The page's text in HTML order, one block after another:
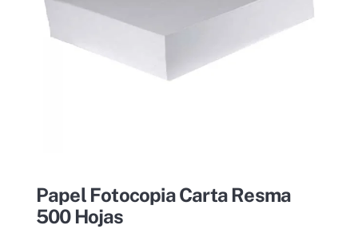
Papel Fotocopia Carta Resma
500 Hojas